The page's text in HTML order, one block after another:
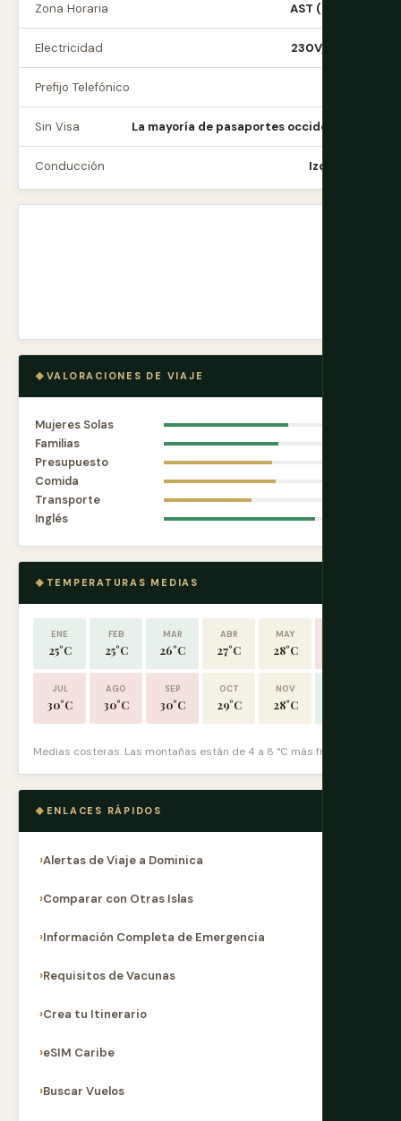
Zona Horaria AST (UTC-4)
Electricidad 230V, Tipo G
Prefijo Telefónico
Sin Visa La mayoría de pasaportes occidentales
Conducción Izquierda
VALORACIONES DE VIAJE
Mujeres Solas
Familias
Presupuesto
Comida
Transporte
Inglés
TEMPERATURAS MEDIAS
ENE
25°C
FEB
25°C
MAR
26°C
ABR
27°C
MAY
28°C
JUL
30°C
AGO
30°C
SEP
30°C
OCT
29°C
NOV
28°C
Medias costeras. Las montañas están de 4 a 8 °C más frías.
ENLACES RÁPIDOS
Alertas de Viaje a Dominica
Comparar con Otras Islas
Información Completa de Emergencia
Requisitos de Vacunas
Crea tu Itinerario
eSIM Caribe
Buscar Vuelos